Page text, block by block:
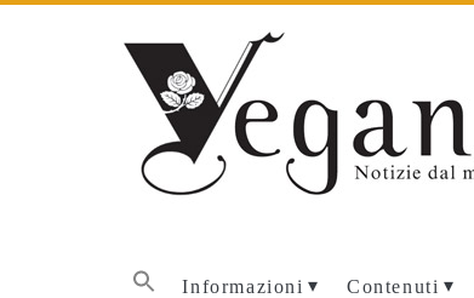
Informazioni Contenuti